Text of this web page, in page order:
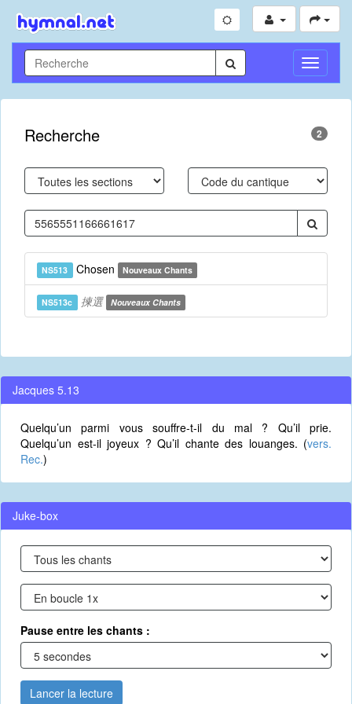
Toggle
Recherche 2
NS513 Chosen Nouveaux Chants
NS513c 揀選 Nouveaux Chants
Jacques 5.13
Quelqu’un parmi vous souffre-t-il du mal ? Qu’il prie.
Quelqu’un est-il joyeux ? Qu’il chante des louanges. (vers.
Rec.)
Juke-box
Pause entre les chants :
Lancer la lecture